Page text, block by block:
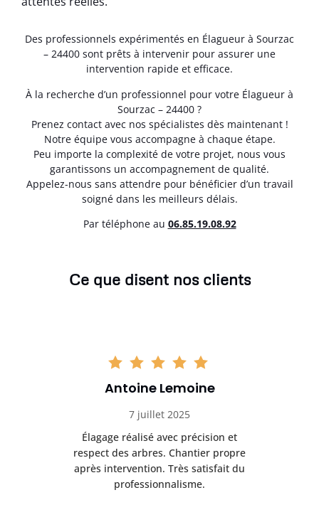
Des professionnels expérimentés en Élagueur à Sourzac
– 24400 sont prêts à intervenir pour assurer une
intervention rapide et efficace.
À la recherche d’un professionnel pour votre Élagueur à
Sourzac – 24400 ?
Prenez contact avec nos spécialistes dès maintenant !
Notre équipe vous accompagne à chaque étape.
Peu importe la complexité de votre projet, nous vous
garantissons un accompagnement de qualité.
Appelez-nous sans attendre pour bénéficier d’un travail
soigné dans les meilleurs délais.
Par téléphone au 06.85.19.08.92
Ce que disent nos clients
Antoine Lemoine
7 juillet 2025
Élagage réalisé avec précision et
respect des arbres. Chantier propre
après intervention. Très satisfait du
professionnalisme.